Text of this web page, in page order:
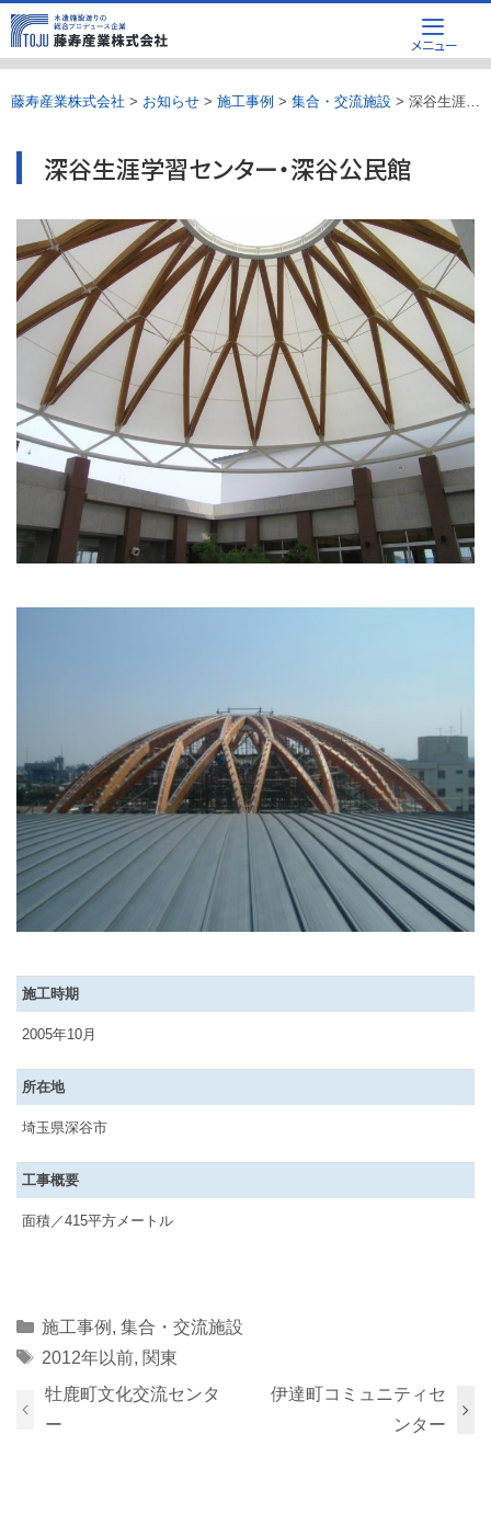
Skip
to
メニュー
藤寿産業株式会社 > お知らせ > 施工事例 > 集合・交流施設 > 深谷生涯学習センター・深谷公民館
深谷生涯学習センター・深谷公民館
施工時期
2005年10月
所在地
埼玉県深谷市
工事概要
面積／415平方メートル
Categories
施工事例 , 集合・交流施設
Tags
2012年以前, 関東
牡鹿町文化交流センタ
ー
伊達町コミュニティセ
ンター